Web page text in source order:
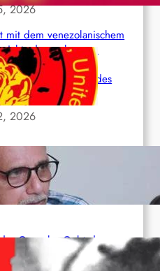
2026
mit dem venezolanischem
der verlorenen
der katastrophalen
die Erdbeben des
2026
Politik der Kapitulation“
(Ajith)
2026
Gonzalo: Gebt das
die Partei und die